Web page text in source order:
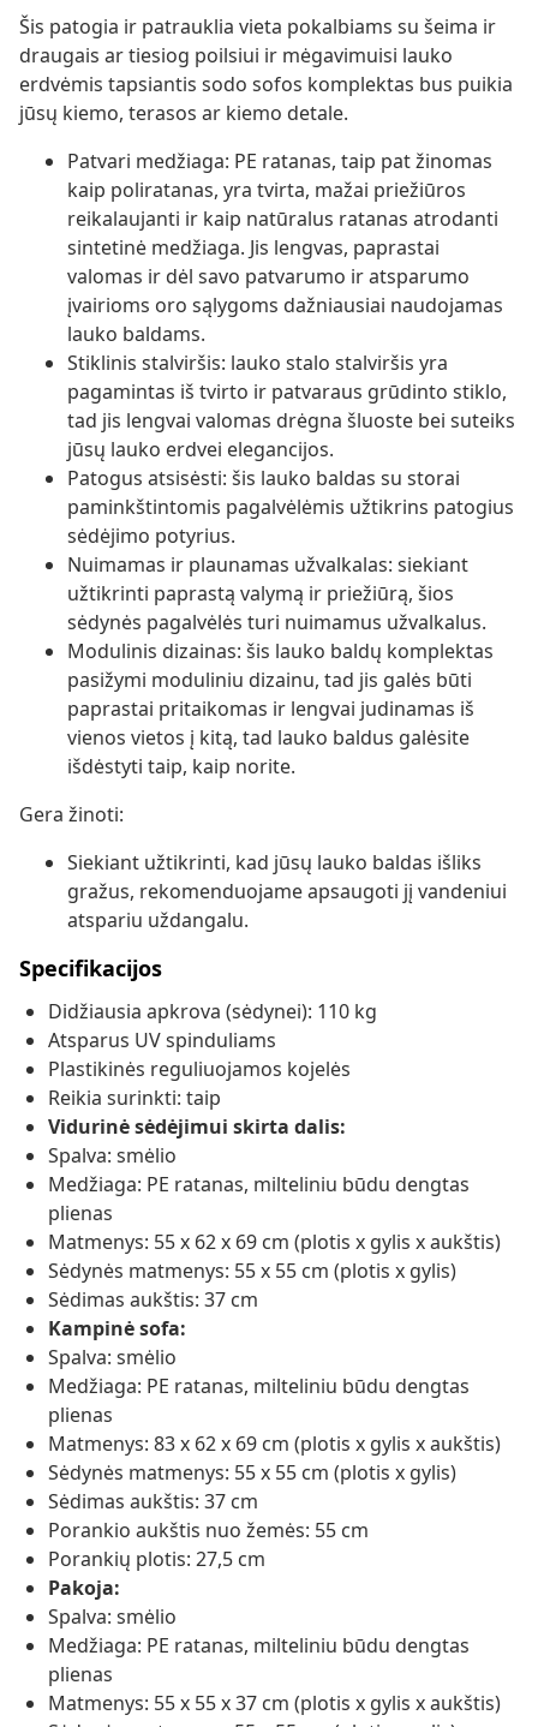
Šis patogia ir patrauklia vieta pokalbiams su šeima ir
draugais ar tiesiog poilsiui ir mėgavimuisi lauko
erdvėmis tapsiantis sodo sofos komplektas bus puikia
jūsų kiemo, terasos ar kiemo detale.
Patvari medžiaga: PE ratanas, taip pat žinomas
kaip poliratanas, yra tvirta, mažai priežiūros
reikalaujanti ir kaip natūralus ratanas atrodanti
sintetinė medžiaga. Jis lengvas, paprastai
valomas ir dėl savo patvarumo ir atsparumo
įvairioms oro sąlygoms dažniausiai naudojamas
lauko baldams.
Stiklinis stalviršis: lauko stalo stalviršis yra
pagamintas iš tvirto ir patvaraus grūdinto stiklo,
tad jis lengvai valomas drėgna šluoste bei suteiks
jūsų lauko erdvei elegancijos.
Patogus atsisėsti: šis lauko baldas su storai
paminkštintomis pagalvėlėmis užtikrins patogius
sėdėjimo potyrius.
Nuimamas ir plaunamas užvalkalas: siekiant
užtikrinti paprastą valymą ir priežiūrą, šios
sėdynės pagalvėlės turi nuimamus užvalkalus.
Modulinis dizainas: šis lauko baldų komplektas
pasižymi moduliniu dizainu, tad jis galės būti
paprastai pritaikomas ir lengvai judinamas iš
vienos vietos į kitą, tad lauko baldus galėsite
išdėstyti taip, kaip norite.
Gera žinoti:
Siekiant užtikrinti, kad jūsų lauko baldas išliks
gražus, rekomenduojame apsaugoti jį vandeniui
atspariu uždangalu.
Specifikacijos
Didžiausia apkrova (sėdynei): 110 kg
Atsparus UV spinduliams
Plastikinės reguliuojamos kojelės
Reikia surinkti: taip
Vidurinė sėdėjimui skirta dalis:
Spalva: smėlio
Medžiaga: PE ratanas, milteliniu būdu dengtas
plienas
Matmenys: 55 x 62 x 69 cm (plotis x gylis x aukštis)
Sėdynės matmenys: 55 x 55 cm (plotis x gylis)
Sėdimas aukštis: 37 cm
Kampinė sofa:
Spalva: smėlio
Medžiaga: PE ratanas, milteliniu būdu dengtas
plienas
Matmenys: 83 x 62 x 69 cm (plotis x gylis x aukštis)
Sėdynės matmenys: 55 x 55 cm (plotis x gylis)
Sėdimas aukštis: 37 cm
Porankio aukštis nuo žemės: 55 cm
Porankių plotis: 27,5 cm
Pakoja:
Spalva: smėlio
Medžiaga: PE ratanas, milteliniu būdu dengtas
plienas
Matmenys: 55 x 55 x 37 cm (plotis x gylis x aukštis)